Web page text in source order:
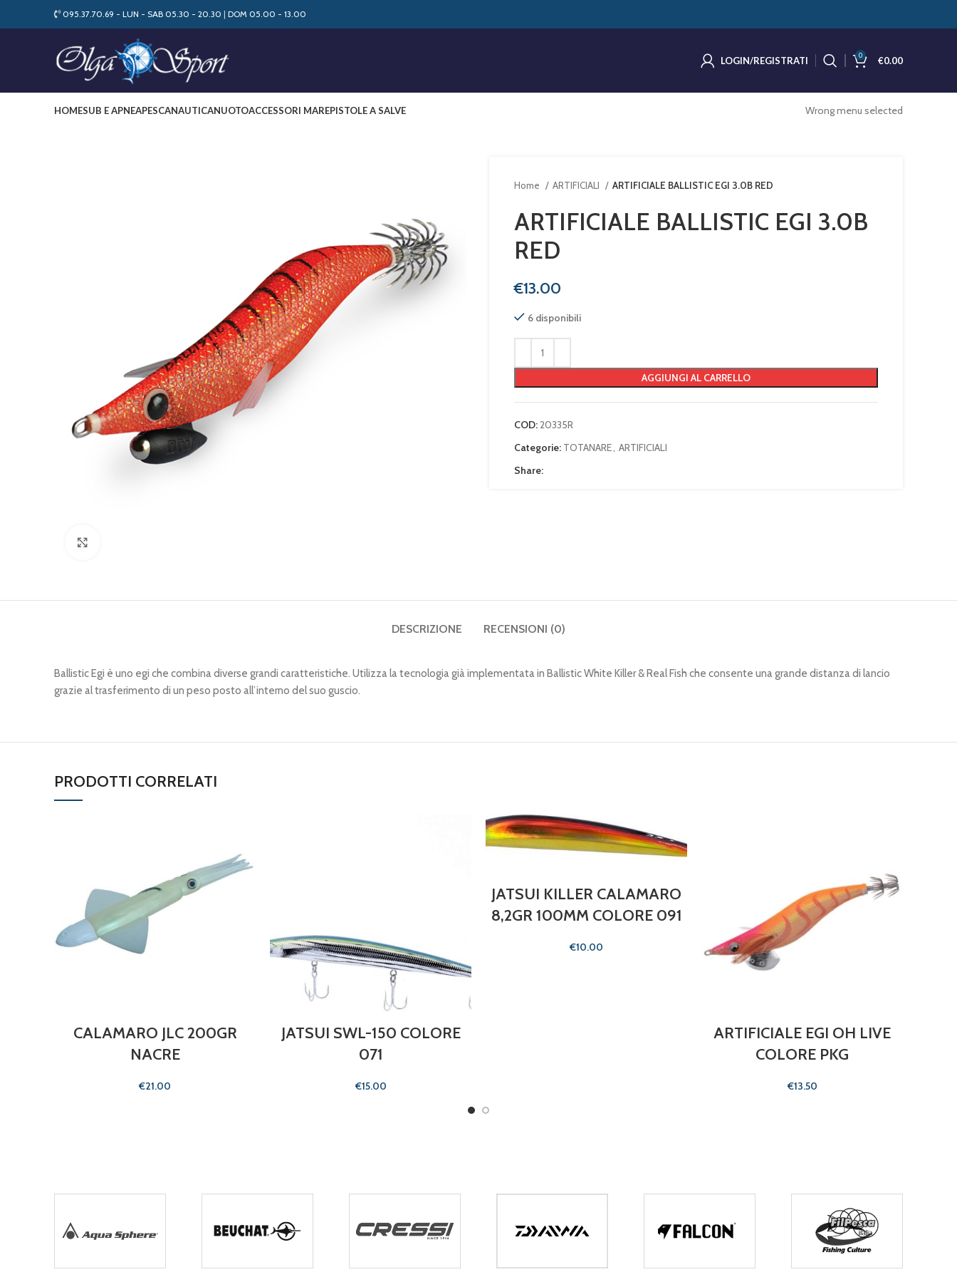
095.37.70.69 - LUN - SAB 05.30 - 20.30 | DOM 05.00 - 13.00
LOGIN/REGISTRATI 0 €0.00
HOMESUB E APNEAPESCANAUTICANUOTOACCESSORI MAREPISTOLE A SALVE Wrong menu selected
Home ARTIFICIALI ARTIFICIALE BALLISTIC EGI 3.0B RED
ARTIFICIALE BALLISTIC EGI 3.0B
RED
€
6 disponibili
AGGIUNGI AL CARRELLO
COD:20335R
Categorie: TOTANARE, ARTIFICIALI
Share:
DESCRIZIONE RECENSIONI (0)
Ballistic Egi è uno egi che combina diverse grandi caratteristiche. Utilizza la tecnologia già implementata in Ballistic White Killer & Real Fish che consente una grande distanza di lancio
grazie al trasferimento di un peso posto all’interno del suo guscio.
PRODOTTI CORRELATI
CALAMARO JLC 200GR
NACRE
€
JATSUI SWL-150 COLORE
071
€
JATSUI KILLER CALAMARO
8,2GR 100MM COLORE 091
€
ARTIFICIALE EGI OH LIVE
COLORE PKG
€